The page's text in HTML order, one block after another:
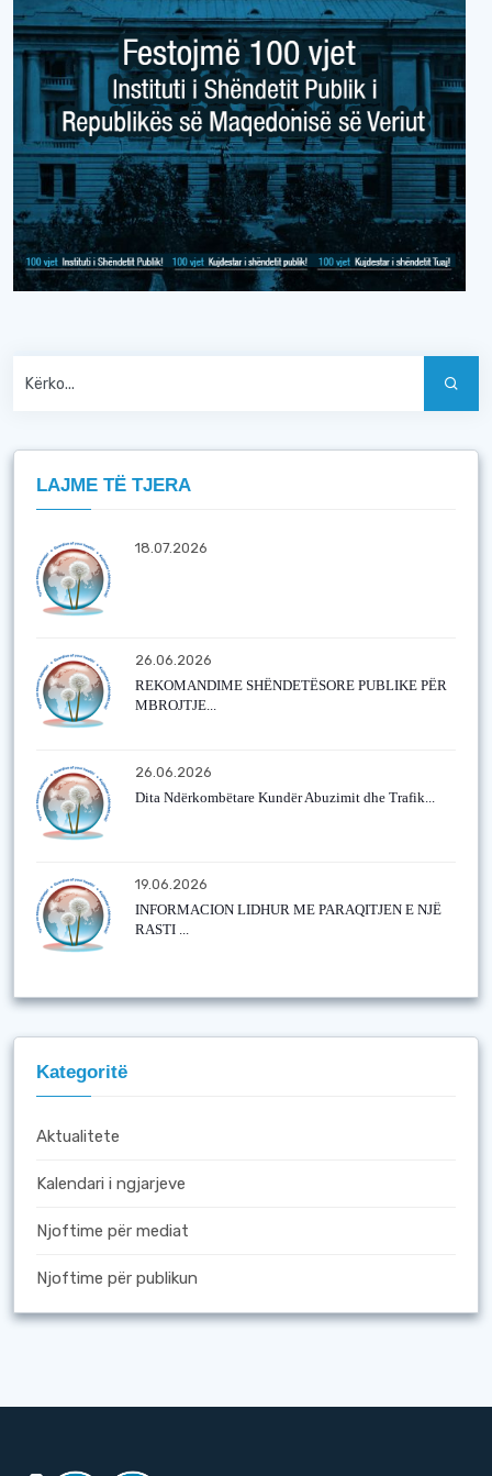
LAJME TË TJERA
18.07.2026
26.06.2026
REKOMANDIME SHËNDETËSORE PUBLIKE PËR
MBROJTJE...
26.06.2026
Dita Ndërkombëtare Kundër Abuzimit dhe Trafik...
19.06.2026
INFORMACION LIDHUR ME PARAQITJEN E NJË
RASTI ...
Kategoritë
Aktualitete
Kalendari i ngjarjeve
Njoftime për mediat
Njoftime për publikun